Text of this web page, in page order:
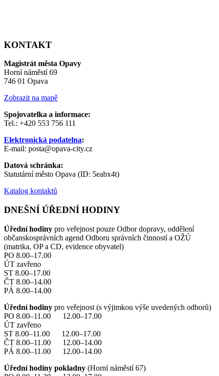
KONTAKT
Magistrát města Opavy
Horní náměstí 69
746 01 Opava
Zobrazit na mapě
Spojovatelka a informace:
Tel.: +420 553 756 111
Elektronická podatelna:
E-mail: posta@opava-city.cz
Datová schránka:
Statutární město Opava (ID: 5eabx4t)
Katalog kontaktů
DNEŠNÍ ÚŘEDNÍ HODINY
Úřední hodiny pro veřejnost pouze Odbor dopravy, oddělení
občanskosprávních agend Odboru správních činností a OŽÚ
(matrika, OP a CD, evidence obyvatel)
PO 8.00–17.00
ÚT zavřeno
ST 8.00–17.00
ČT 8.00–14.00
PÁ 8.00–14.00
Úřední hodiny pro veřejnost (s výjimkou výše uvedených odborů)
PO 8.00–11.00 12.00–17.00
ÚT zavřeno
ST 8.00–11.00 12.00–17.00
ČT 8.00–11.00 12.00–14.00
PÁ 8.00–11.00 12.00–14.00
Úřední hodiny pokladny (Horní náměstí 67)